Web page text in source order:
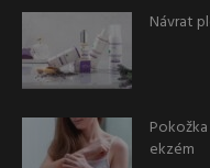
Návrat
ekzém